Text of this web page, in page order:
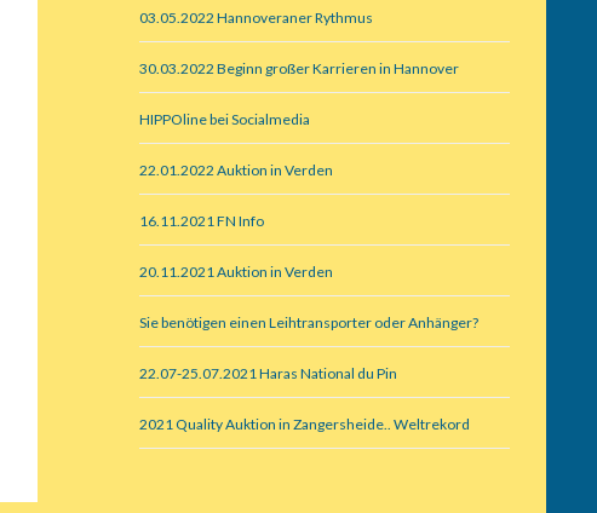
03.05.2022 Hannoveraner Rythmus
30.03.2022 Beginn großer Karrieren in Hannover
HIPPOline bei Socialmedia
22.01.2022 Auktion in Verden
16.11.2021 FN Info
20.11.2021 Auktion in Verden
Sie benötigen einen Leihtransporter oder Anhänger?
22.07-25.07.2021 Haras National du Pin
2021 Quality Auktion in Zangersheide.. Weltrekord